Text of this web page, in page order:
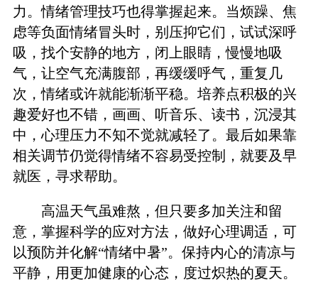
力。情绪管理技巧也得掌握起来。当烦躁、焦
虑等负面情绪冒头时，别压抑它们，试试深呼
吸，找个安静的地方，闭上眼睛，慢慢地吸
气，让空气充满腹部，再缓缓呼气，重复几
次，情绪或许就能渐渐平稳。培养点积极的兴
趣爱好也不错，画画、听音乐、读书，沉浸其
中，心理压力不知不觉就减轻了。最后如果靠
相关调节仍觉得情绪不容易受控制，就要及早
就医，寻求帮助。
高温天气虽难熬，但只要多加关注和留
意，掌握科学的应对方法，做好心理调适，可
以预防并化解“情绪中暑”。保持内心的清凉与
平静，用更加健康的心态，度过炽热的夏天。